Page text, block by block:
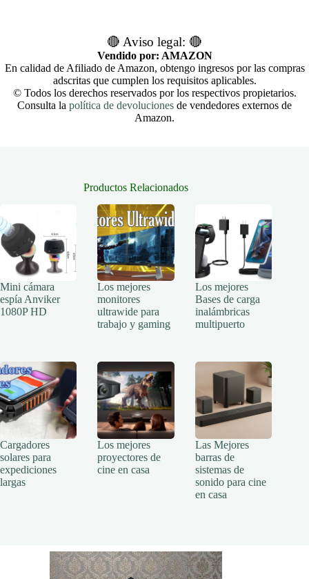
🔴 Aviso legal: 🔴
Vendido por: AMAZON
En calidad de Afiliado de Amazon, obtengo ingresos por las compras
adscritas que cumplen los requisitos aplicables.
© Todos los derechos reservados por los respectivos propietarios.
Consulta la política de devoluciones de vendedores externos de
Amazon.
Productos Relacionados
Mini cámara
espía Anviker
1080P HD
Los mejores
monitores
ultrawide para
trabajo y gaming
Los mejores
Bases de carga
inalámbricas
multipuerto
Cargadores
solares para
expediciones
largas
Los mejores
proyectores de
cine en casa
Las Mejores
barras de
sistemas de
sonido para cine
en casa